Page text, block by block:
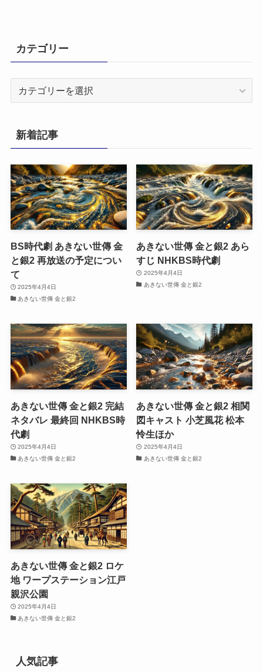
カテゴリー
リ
ー
新着記事
BS時代劇 あきない世傳 金
と銀2 再放送の予定につい
て
2025年4月4日
あきない世傳 金と銀2
あきない世傳 金と銀2 あら
すじ NHKBS時代劇
2025年4月4日
あきない世傳 金と銀2
あきない世傳 金と銀2 完結
ネタバレ 最終回 NHKBS時
代劇
2025年4月4日
あきない世傳 金と銀2
あきない世傳 金と銀2 相関
図キャスト 小芝風花 松本
怜生ほか
2025年4月4日
あきない世傳 金と銀2
あきない世傳 金と銀2 ロケ
地 ワープステーション江戸
親沢公園
2025年4月4日
あきない世傳 金と銀2
人気記事